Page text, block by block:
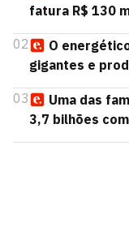
fatura R$ 130
02
O
gigantes e
03
Uma das
3,7 bilhões